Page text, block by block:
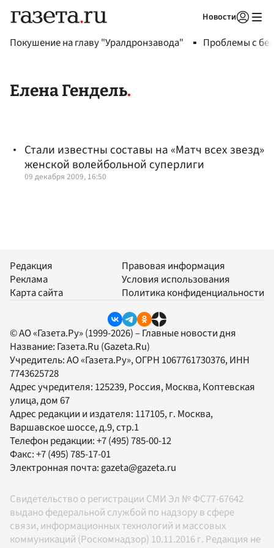
Новости
Покушение на главу "Уралдронзавода" Проблемы с
Елена Гендель
Стали известны составы на «Матч всех звезд»
женской волейбольной суперлиги
09 декабря 2009, 16:50
Редакция
Реклама
Карта сайта
Правовая информация
Условия использования
Политика конфиденциальности
© АО «Газета.Ру» (1999-2026) – Главные новости дня
Название: Газета.Ru (Gazeta.Ru)
Учредитель:АО «Газета.Ру», ОГРН 1067761730376, ИНН
7743625728
Адрес учредителя: 125239, Россия, Москва, Коптевская
улица, дом 67
Адрес редакции и издателя: 117105, г. Москва,
Варшавское шоссе, д.9, стр.1
Телефон редакции:+7 (495) 785-00-12
Факс:+7 (495) 785-17-01
Электронная почта:gazeta@gazeta.ru
Свидетельство о регистрации СМИ Эл № ФС77-67642
выдано федеральной службой по надзору в сфере
связи, информационных технологий и массовых
коммуникаций (Роскомнадзор) 10.11.2016 г. Редакция не